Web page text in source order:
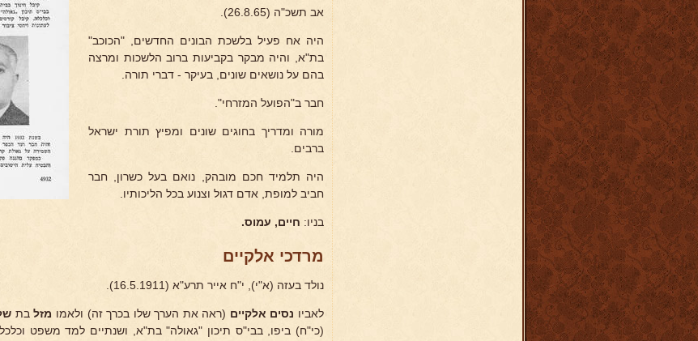
אב תשכ"ה (26.8.65).
היה אח פעיל בלשכת הבונים החדשים, "הכוכב"
בת"א, והיה מבקר בקביעות ברוב הלשכות ומרצה
בהם על נושאים שונים, בעיקר - דברי תורה.
חבר ב"הפועל המזרחי".
מורה ומדריך בחוגים שונים ומפיץ תורת ישראל
ברבים.
היה תלמיד חכם מובהק, נואם בעל כשרון, חבר
חביב למופת, אדם דגול וצנוע בכל הליכותיו.
בניו: חיים, עמוס.
מרדכי אלקיים
נולד בעזה (א"י), י"ח אייר תרע"א (16.5.1911).
לאביו נסים אלקיים (ראה את הערך שלו בכרך זה) ולאמו מזלבת